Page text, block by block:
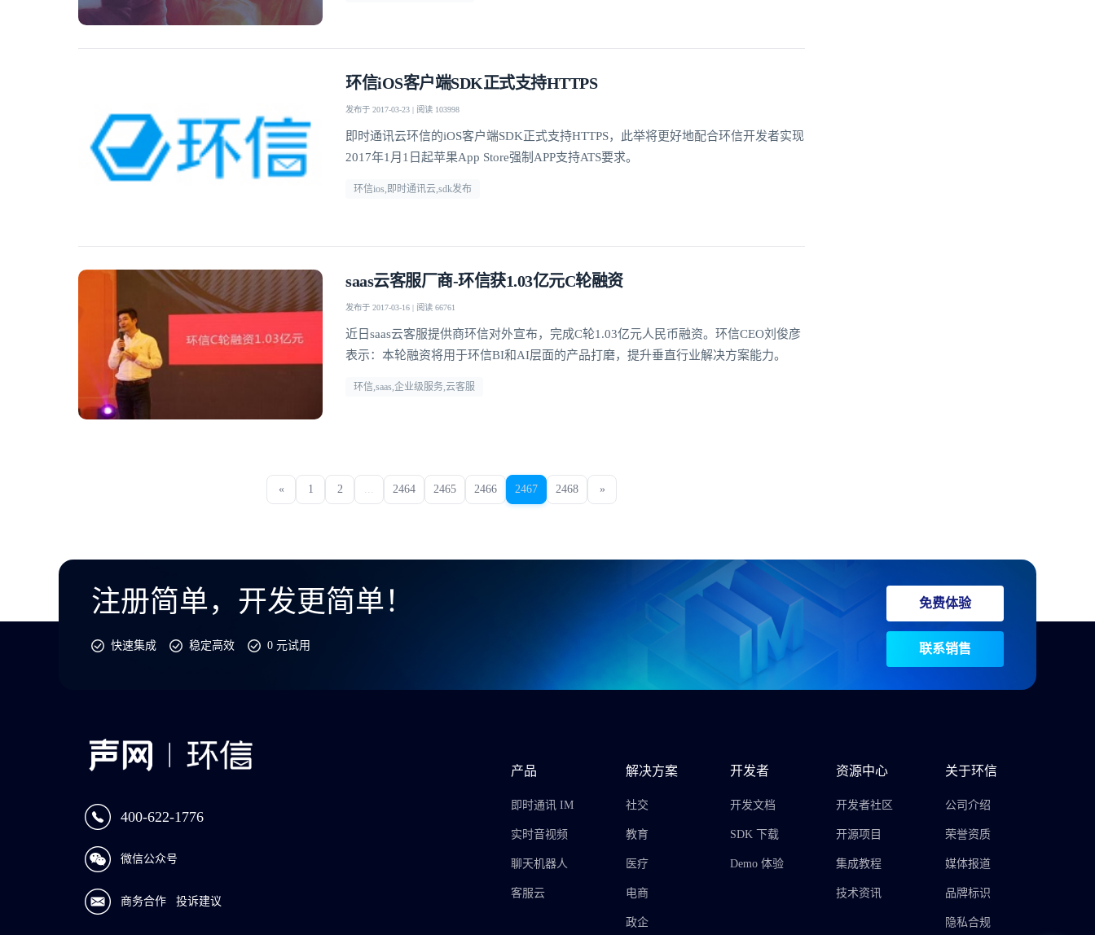
环信iOS客户端SDK正式支持HTTPS
发布于 2017-03-23 | 阅读 103998
即时通讯云环信的iOS客户端SDK正式支持HTTPS，此举将更好地配合环信开发者实现
2017年1月1日起苹果App Store强制APP支持ATS要求。
环信ios,即时通讯云,sdk发布
saas云客服厂商-环信获1.03亿元C轮融资
发布于 2017-03-16 | 阅读 66761
近日saas云客服提供商环信对外宣布，完成C轮1.03亿元人民币融资。环信CEO刘俊彦
表示：本轮融资将用于环信BI和AI层面的产品打磨，提升垂直行业解决方案能力。
环信,saas,企业级服务,云客服
« 1 2 2464 2465 2466 2467 2468 »
注册简单，开发更简单！
快速集成 稳定高效 0 元试用
免费体验
联系销售
400-622-1776
微信公众号
商务合作 投诉建议
产品
即时通讯 IM
实时音视频
聊天机器人
客服云
解决方案
社交
教育
医疗
电商
政企
开发者
开发文档
SDK 下载
Demo 体验
资源中心
开发者社区
开源项目
集成教程
技术资讯
关于环信
公司介绍
荣誉资质
媒体报道
品牌标识
隐私合规